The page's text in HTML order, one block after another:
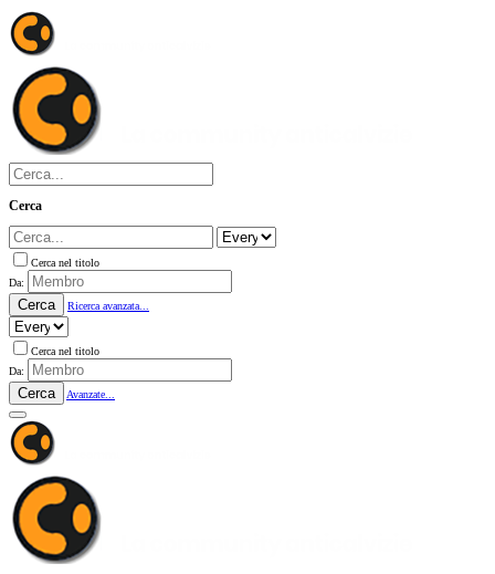
Cerca
Cerca nel titolo
Da:
Cerca Ricerca avanzata...
Cerca nel titolo
Da:
Cerca Avanzate...